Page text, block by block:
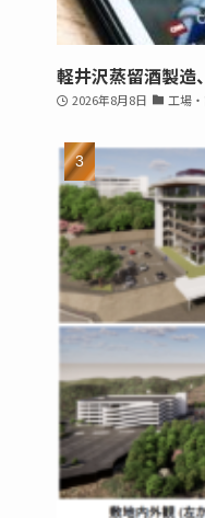
軽井沢蒸留酒製造
2026年8月8日 工場